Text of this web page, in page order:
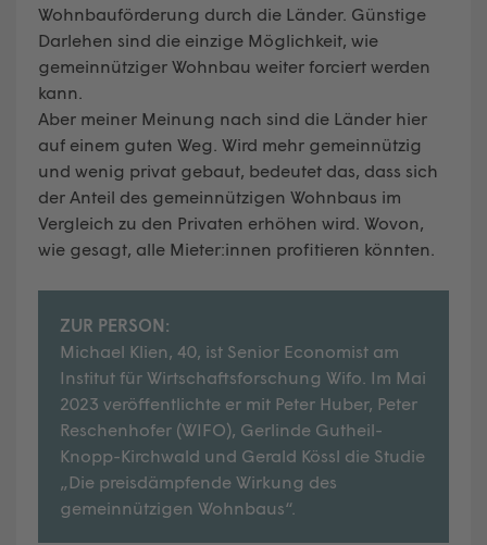
Wohnbauförderung durch die Länder. Günstige
Darlehen sind die einzige Möglichkeit, wie
gemeinnütziger Wohnbau weiter forciert werden
kann.
Aber meiner Meinung nach sind die Länder hier
auf einem guten Weg. Wird mehr gemeinnützig
und wenig privat gebaut, bedeutet das, dass sich
der Anteil des gemeinnützigen Wohnbaus im
Vergleich zu den Privaten erhöhen wird. Wovon,
wie gesagt, alle Mieter:innen profitieren könnten.
ZUR PERSON:
Michael Klien, 40, ist Senior Economist am
Institut für Wirtschaftsforschung Wifo. Im Mai
2023 veröffentlichte er mit Peter Huber, Peter
Reschenhofer (WIFO), Gerlinde Gutheil-
Knopp-Kirchwald und Gerald Kössl die Studie
„Die preisdämpfende Wirkung des
gemeinnützigen Wohnbaus“.